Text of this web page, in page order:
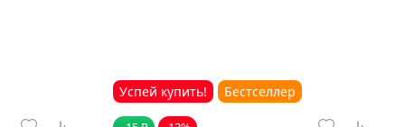
Успей купить! Бестселлер